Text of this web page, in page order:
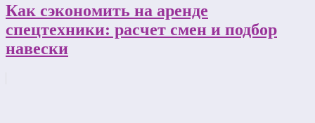
Как сэкономить на аренде
спецтехники: расчет смен и подбор
навески